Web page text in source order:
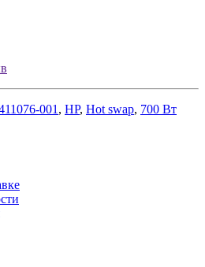
001 , HP, Hot swap, 700 Вт